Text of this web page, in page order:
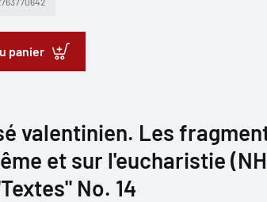
panier
valentinien. Les
et sur l'eucharistie
No. 14